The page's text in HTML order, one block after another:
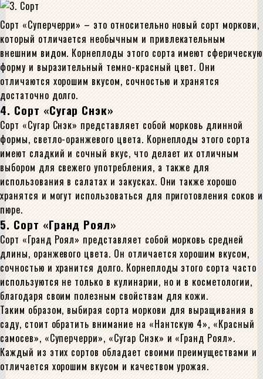
Сорт «Суперчерри» – это относительно новый сорт моркови,
который отличается необычным и привлекательным
внешним видом. Корнеплоды этого сорта имеют сферическую
форму и выразительный темно-красный цвет. Они
отличаются хорошим вкусом, сочностью и хранятся
достаточно долго.
4. Сорт «Сугар Снэк»
Сорт «Сугар Снэк» представляет собой морковь длинной
формы, светло-оранжевого цвета. Корнеплоды этого сорта
имеют сладкий и сочный вкус, что делает их отличным
выбором для свежего употребления, а также для
использования в салатах и закусках. Они также хорошо
хранятся и могут использоваться для приготовления соков и
пюре.
5. Сорт «Гранд Роял»
Сорт «Гранд Роял» представляет собой морковь средней
длины, оранжевого цвета. Он отличается хорошим вкусом,
сочностью и хранится долго. Корнеплоды этого сорта часто
используются не только в кулинарии, но и в косметологии,
благодаря своим полезным свойствам для кожи.
Таким образом, выбирая сорта моркови для выращивания в
саду, стоит обратить внимание на «Нантскую 4», «Красный
самосев», «Суперчерри», «Сугар Снэк» и «Гранд Роял».
Каждый из этих сортов обладает своими преимуществами и
отличается хорошим вкусом и качеством урожая.